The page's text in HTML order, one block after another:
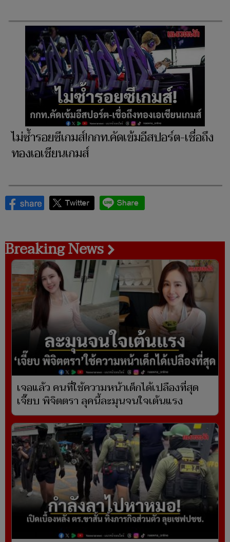
ไม่ซ้ำรอยซีเกมส์!กกท.คัดเข้มอีสปอร์ต-เชื่อถึง
ทองเอเชียนเกมส์
Breaking News
เจอแล้ว คนที่ใช้ความหน้าเด็กได้เปลืองที่สุด
เจี๊ยบ พิจิตตรา ลุคนี้ละมุนจนใจเต้นแรง